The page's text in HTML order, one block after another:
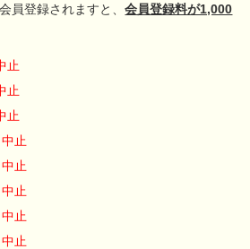
員登録されますと、会員登録料が1,000
止
止
止
中止
中止
中止
中止
中止